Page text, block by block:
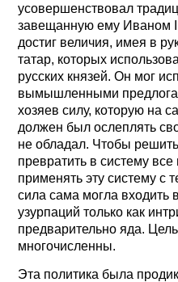
усовершенствовал
завещанную ему Иваном I
достиг величия, имея в
татар, которых
русских князей. Он мог
вымышленными
хозяев силу, которую на
должен был ослеплять
не обладал. Чтобы
превратить в систему
применять эту систему с
сила сама могла входить
узурпаций только как
предварительно яда.
многочисленны.
Эта политика была